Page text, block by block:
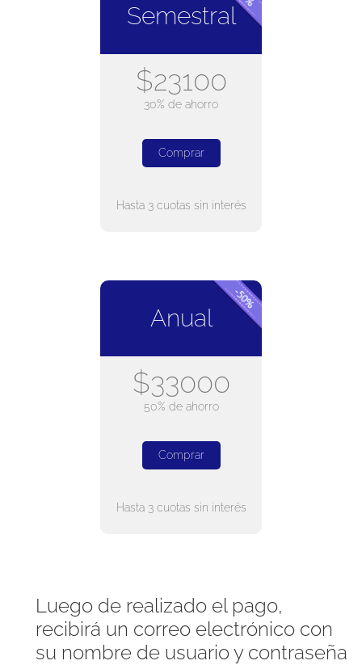
Semestral
$23100
30% de ahorro
Comprar
Hasta 3 cuotas sin interés
Anual
$33000
50% de ahorro
Comprar
Hasta 3 cuotas sin interés
Luego de realizado el pago,
recibirá un correo electrónico con
su nombre de usuario y contraseña